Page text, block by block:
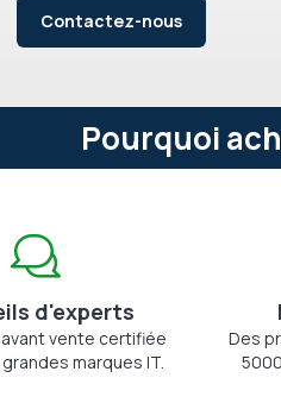
Contactez-nous
Pourquoi
d'experts
vente certifiée
marques IT.
Des